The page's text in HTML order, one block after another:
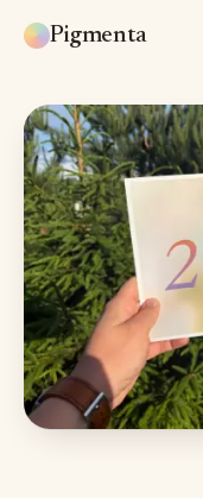
Pigmenta